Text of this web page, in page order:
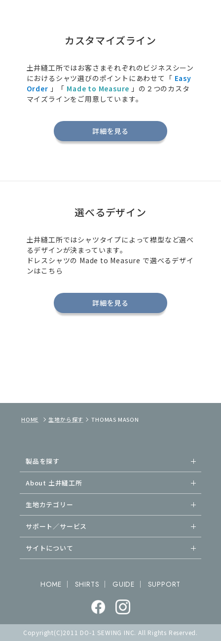
カスタマイズライン
土井縫工所ではお客さまそれぞれのビジネスシーン
におけるシャツ選びのポイントにあわせて「 Easy
Order 」「 Made to Measure 」の２つのカスタ
マイズラインをご用意しています。
詳細を見る
選べるデザイン
土井縫工所ではシャツタイプによって襟型など選べ
るデザインが決まっています。
ドレスシャツの Made to Measure で選べるデザイ
ンはこちら
詳細を見る
HOME 生地から探す THOMAS MASON
製品を探す
About 土井縫工所
生地カテゴリー
サポート／サービス
サイトについて
HOME ｜ SHIRTS ｜ GUIDE ｜ SUPPORT
Copyright(C)2011 DO-1 SEWING INC. All Rights Reserved.